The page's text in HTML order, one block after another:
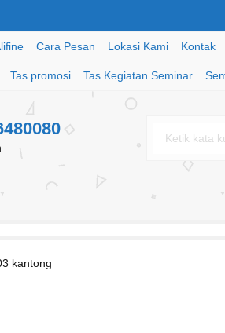
Cara Pesan Lokasi Kami Kontak
Tas promosi Tas Kegiatan Seminar
kantong